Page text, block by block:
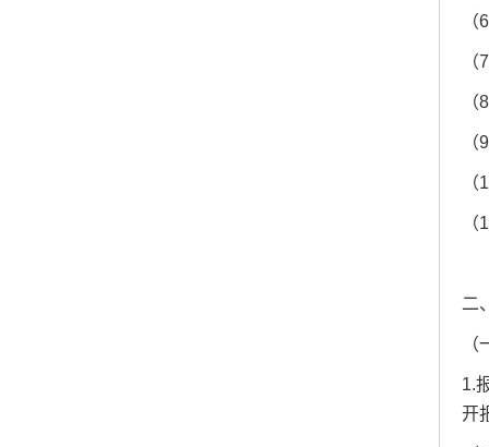
二
1.
开